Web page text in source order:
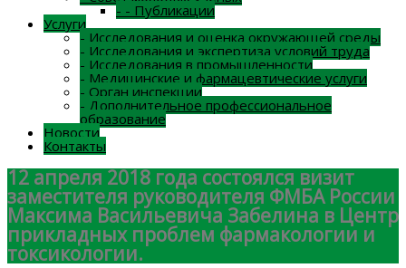
- - Публикации
Услуги
- Исследования и оценка окружающей среды
- Исследования и экспертиза условий труда
- Исследования в промышленности
- Медицинские и фармацевтические услуги
- Орган инспекции
- Дополнительное профессиональное
образование
Новости
Контакты
12 апреля 2018 года состоялся визит
заместителя руководителя ФМБА России
Максима Васильевича Забелина в Центр
прикладных проблем фармакологии и
токсикологии.